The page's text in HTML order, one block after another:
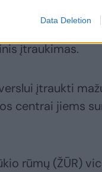
Data Deletion
iš tikslų, kurie
įtraukimas.
įtraukti
centrai jiems
rūmų (ŽŪR)